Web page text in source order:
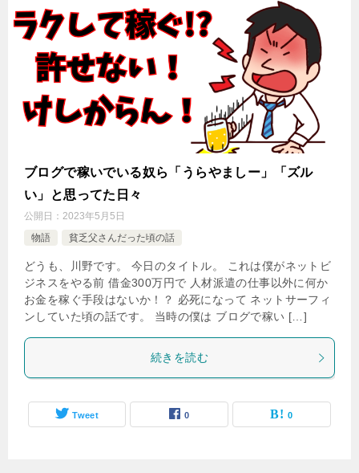
ブログで稼いでいる奴ら「うらやましー」「ズル
い」と思ってた日々
公開日： 2023年5月5日
物語
貧乏父さんだった頃の話
どうも、川野です。 今日のタイトル。 これは僕がネットビ
ジネスをやる前 借金300万円で 人材派遣の仕事以外に何か
お金を稼ぐ手段はないか！？ 必死になって ネットサーフィ
ンしていた頃の話です。 当時の僕は ブログで稼い […]
続きを読む
Tweet 0 0